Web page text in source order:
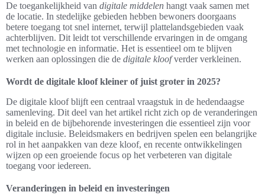
De toegankelijkheid van digitale middelen hangt vaak samen met
de locatie. In stedelijke gebieden hebben bewoners doorgaans
betere toegang tot snel internet, terwijl plattelandsgebieden vaak
achterblijven. Dit leidt tot verschillende ervaringen in de omgang
met technologie en informatie. Het is essentieel om te blijven
werken aan oplossingen die de digitale kloofverder verkleinen.
Wordt de digitale kloof kleiner of juist groter in 2025?
De digitale kloof blijft een centraal vraagstuk in de hedendaagse
samenleving. Dit deel van het artikel richt zich op de veranderingen
in beleid en de bijbehorende investeringen die essentieel zijn voor
digitale inclusie. Beleidsmakers en bedrijven spelen een belangrijke
rol in het aanpakken van deze kloof, en recente ontwikkelingen
wijzen op een groeiende focus op het verbeteren van digitale
toegang voor iedereen.
Veranderingen in beleid en investeringen